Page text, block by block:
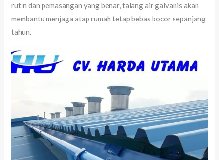
rutin dan pemasangan yang benar, talang air galvanis akan
membantu menjaga atap rumah tetap bebas bocor sepanjang
tahun.